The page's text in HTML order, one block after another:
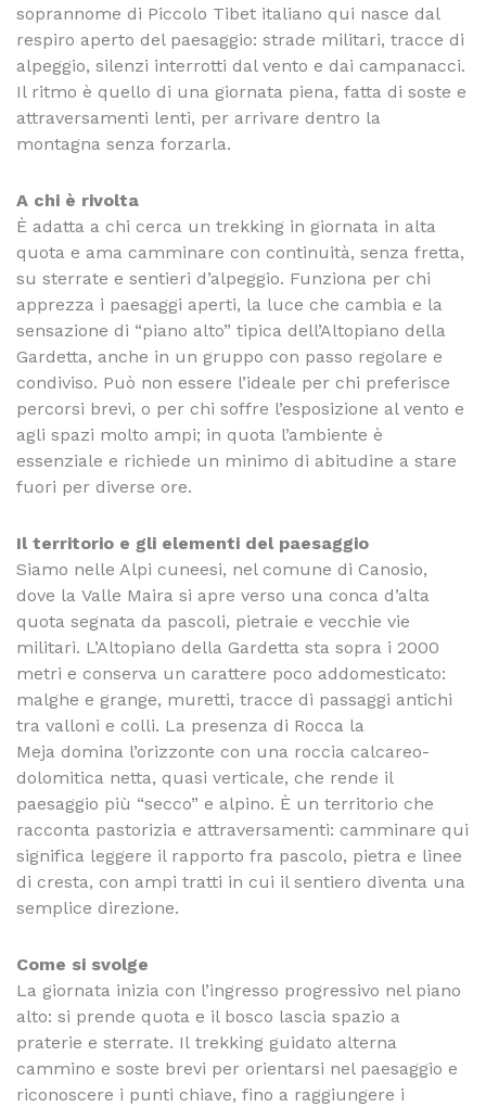
soprannome di Piccolo Tibet italiano qui nasce dal
respiro aperto del paesaggio: strade militari, tracce di
alpeggio, silenzi interrotti dal vento e dai campanacci.
Il ritmo è quello di una giornata piena, fatta di soste e
attraversamenti lenti, per arrivare dentro la
montagna senza forzarla.
A chi è rivolta
È adatta a chi cerca un trekking in giornata in alta
quota e ama camminare con continuità, senza fretta,
su sterrate e sentieri d’alpeggio. Funziona per chi
apprezza i paesaggi aperti, la luce che cambia e la
sensazione di “piano alto” tipica dell’Altopiano della
Gardetta, anche in un gruppo con passo regolare e
condiviso. Può non essere l’ideale per chi preferisce
percorsi brevi, o per chi soffre l’esposizione al vento e
agli spazi molto ampi; in quota l’ambiente è
essenziale e richiede un minimo di abitudine a stare
fuori per diverse ore.
Il territorio e gli elementi del paesaggio
Siamo nelle Alpi cuneesi, nel comune di Canosio,
dove la Valle Maira si apre verso una conca d’alta
quota segnata da pascoli, pietraie e vecchie vie
militari. L’Altopiano della Gardetta sta sopra i 2000
metri e conserva un carattere poco addomesticato:
malghe e grange, muretti, tracce di passaggi antichi
tra valloni e colli. La presenza di Rocca la
Meja domina l’orizzonte con una roccia calcareo-
dolomitica netta, quasi verticale, che rende il
paesaggio più “secco” e alpino. È un territorio che
racconta pastorizia e attraversamenti: camminare qui
significa leggere il rapporto fra pascolo, pietra e linee
di cresta, con ampi tratti in cui il sentiero diventa una
semplice direzione.
Come si svolge
La giornata inizia con l’ingresso progressivo nel piano
alto: si prende quota e il bosco lascia spazio a
praterie e sterrate. Il trekking guidato alterna
cammino e soste brevi per orientarsi nel paesaggio e
riconoscere i punti chiave, fino a raggiungere i